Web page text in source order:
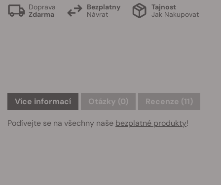
Doprava
Zdarma
Bezplatny
Návrat
Tajnost
Jak Nakupovat
Více informací Otázky (0) Recenze (11)
Podívejte se na všechny naše bezplatné produkty!